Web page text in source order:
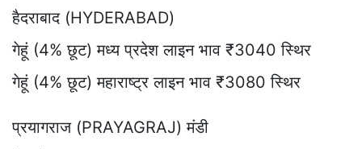
हैदराबाद (HYDERABAD)
गेहूं (4% छूट) मध्य प्रदेश लाइन भाव ₹3040 स्थिर
गेहूं (4% छूट) महाराष्ट्र लाइन भाव ₹3080 स्थिर
प्रयागराज (PRAYAGRAJ) मंडी